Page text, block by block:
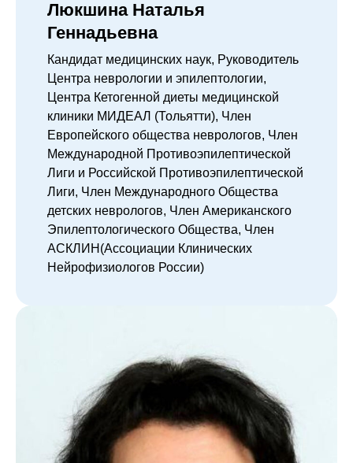
Люкшина Наталья
Геннадьевна
Кандидат медицинских наук, Руководитель
Центра неврологии и эпилептологии,
Центра Кетогенной диеты медицинской
клиники МИДЕАЛ (Тольятти), Член
Европейского общества неврологов, Член
Международной Противоэпилептической
Лиги и Российской Противоэпилептической
Лиги, Член Международного Общества
детских неврологов, Член Американского
Эпилептологического Общества, Член
АСКЛИН(Ассоциации Клинических
Нейрофизиологов России)